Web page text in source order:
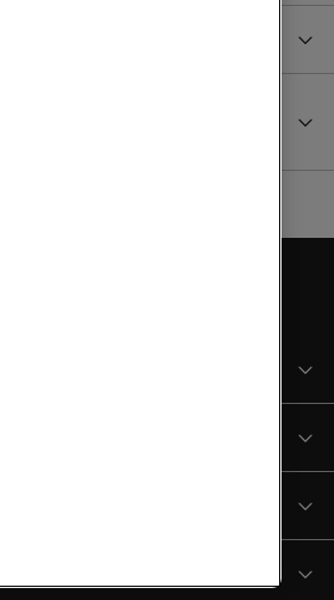
surf och samtal i utlandet?
jag har ett äldre obegränsat